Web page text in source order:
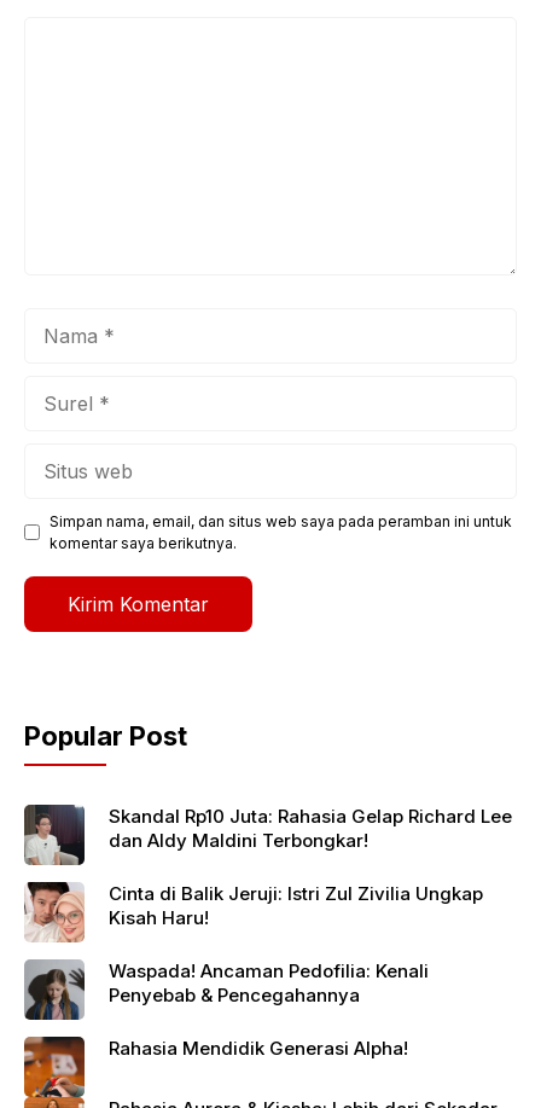
Simpan nama, email, dan situs web saya pada peramban ini untuk
komentar saya berikutnya.
Popular Post
Skandal Rp10 Juta: Rahasia Gelap Richard Lee
dan Aldy Maldini Terbongkar!
Cinta di Balik Jeruji: Istri Zul Zivilia Ungkap
Kisah Haru!
Waspada! Ancaman Pedofilia: Kenali
Penyebab & Pencegahannya
Rahasia Mendidik Generasi Alpha!